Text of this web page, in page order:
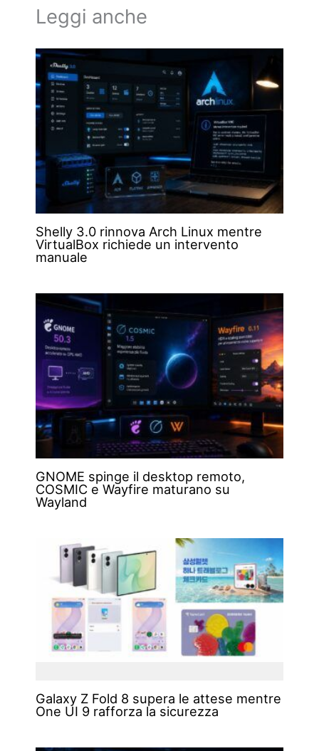
Leggi anche
Shelly 3.0 rinnova Arch Linux mentre
VirtualBox richiede un intervento
manuale
GNOME spinge il desktop remoto,
COSMIC e Wayfire maturano su
Wayland
Galaxy Z Fold 8 supera le attese mentre
One UI 9 rafforza la sicurezza